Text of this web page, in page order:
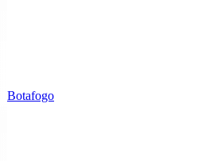
Botafogo